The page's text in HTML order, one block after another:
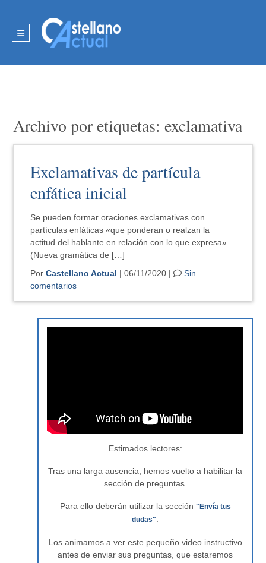
Archivo por etiquetas: exclamativa
Exclamativas de partícula
enfática inicial
Se pueden formar oraciones exclamativas con
partículas enfáticas «que ponderan o realzan la
actitud del hablante en relación con lo que expresa»
(Nueva gramática de […]
PorCastellano Actual | 06/11/2020 |
Sin
comentarios
Estimados lectores:
Tras una larga ausencia, hemos vuelto a habilitar la
sección de preguntas.
Para ello deberán utilizar la sección "Envía tus
dudas"
Los animamos a ver este pequeño video instructivo
antes de enviar sus preguntas, que estaremos